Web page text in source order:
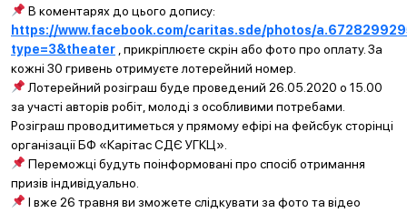
В коментарях до цього допису:
https://www.facebook.com/caritas.sde/photos/
type=3&theater , прикріплюєте скрін або фото про оплату. За
кожні 30 гривень отримуєте лотерейний номер.
Лотерейний розіграш буде проведений 26.05.2020 о 15.00
за участі авторів робіт, молоді з особливими потребами.
Розіграш проводитиметься у прямому ефірі на фейсбук сторінці
організації БФ «Карітас СДЄ УГКЦ».
Переможці будуть поінформовані про спосіб отримання
призів індивідуально.
І вже 26 травня ви зможете слідкувати за фото та відео